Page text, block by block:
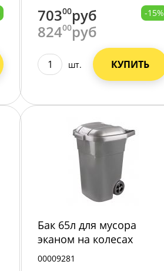
70300руб
82400руб
-15%
шт. КУПИТЬ
Бак 65л для мусора
эканом на колесах
М7235 /1/
00009281